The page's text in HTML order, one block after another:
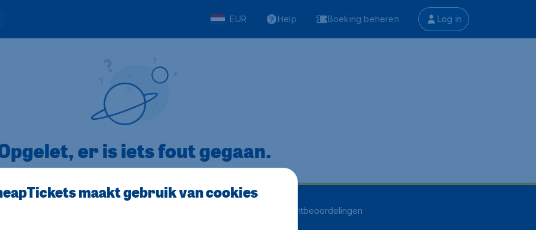
EUR Help Boeking beheren Log in
er is iets fout gegaan.
klantbeoordelingen
maakt gebruik van cookies